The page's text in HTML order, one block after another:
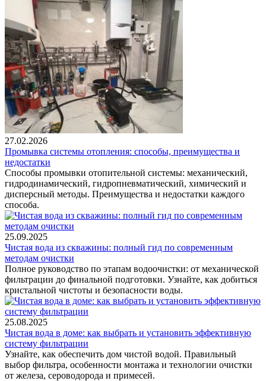
27.02.2026
Промывка системы отопления: способы, преимущества и
недостатки
Способы промывки отопительной системы: механический,
гидродинамический, гидропневматический, химический и
дисперсный методы. Преимущества и недостатки каждого
способа.
25.09.2025
Чистая вода из скважины: полный гид по современным
методам очистки
Полное руководство по этапам водоочистки: от механической
фильтрации до финальной подготовки. Узнайте, как добиться
кристальной чистоты и безопасности воды.
25.08.2025
Чистая вода в доме: как выбрать и установить эффективную
систему фильтрации
Узнайте, как обеспечить дом чистой водой. Правильный
выбор фильтра, особенности монтажа и технологии очистки
от железа, сероводорода и примесей.